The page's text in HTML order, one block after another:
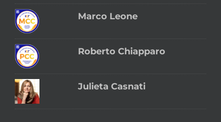
Marco Leone
Roberto Chiapparo
Julieta Casnati